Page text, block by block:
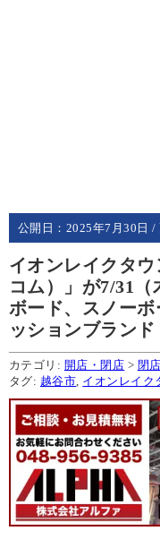
公開日： 2025年7月30日 /
イオンレイクタ
コム）」が7/31
ボード、スノー
ッションブランド
カテゴリ: 開店・閉店 > 閉
タグ: 越谷市, イオンレイク